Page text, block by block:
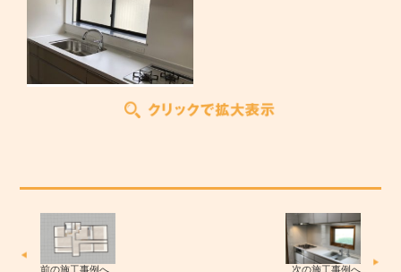
前の施工事例へ 次の施工事例へ